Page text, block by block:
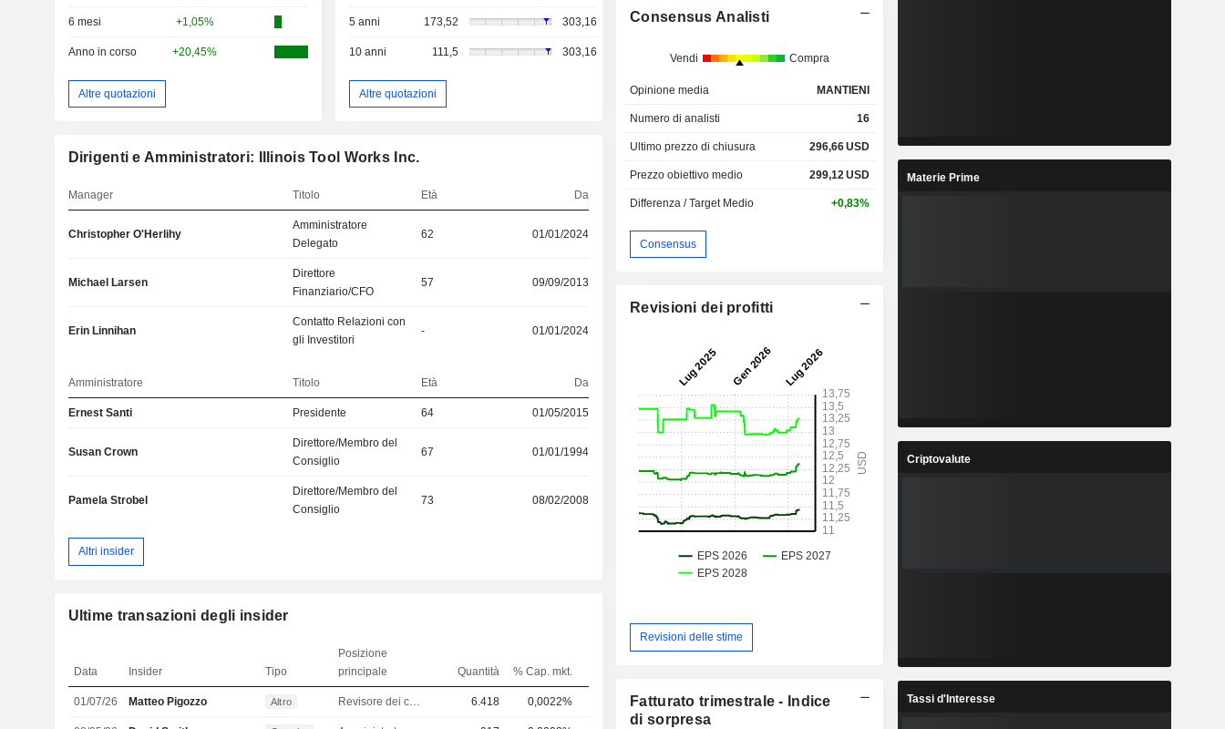
6 mesi +1,05%
Anno in corso +20,45%
Altre quotazioni
5 anni 173,52 303,16
10 anni 111,5 303,16
Altre quotazioni
Dirigenti e Amministratori: Illinois Tool Works Inc.
Manager Titolo Età Da
Christopher O'Herlihy
Amministratore
Delegato
62 01/01/2024
Michael Larsen
Direttore
Finanziario/CFO
57 09/09/2013
Erin Linnihan
Contatto Relazioni con
gli Investitori
- 01/01/2024
Amministratore Titolo Età Da
Ernest Santi Presidente 64 01/05/2015
Susan Crown
Direttore/Membro del
Consiglio
67 01/01/1994
Pamela Strobel
Direttore/Membro del
Consiglio
73 08/02/2008
Altri insider
Ultime transazioni degli insider
Data Insider Tipo
Posizione
principale
Quantità % Cap. mkt.
01/07/26 Matteo Pigozzo Altro 6.418 0,0022%
Consensus Analisti
Vendi Compra
Opinione media MANTIENI
Numero di analisti 16
Ultimo prezzo di chiusura 296,66USD
Prezzo obiettivo medio 299,12USD
Differenza / Target Medio +0,83%
Consensus
Revisioni dei profitti
Revisioni delle stime
Fatturato trimestrale - Indice
di sorpresa
Materie Prime
Criptovalute
Tassi d'Interesse